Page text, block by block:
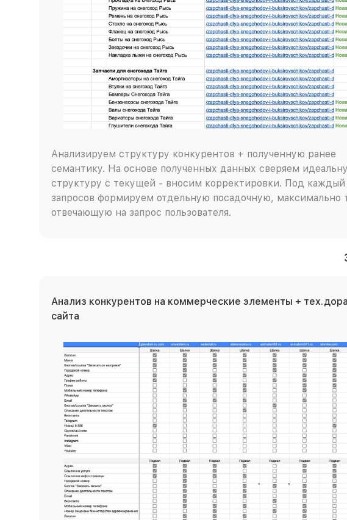
Анализируем структуру конкурентов + полученную ранее
семантику. На основе полученных данных сверяем
структуру с текущей - вносим корректировки. Под каждый
запросов формируем отдельную посадочную, максимально
отвечающую на запрос пользователя.
Анализ конкурентов на коммерческие элементы +
сайта